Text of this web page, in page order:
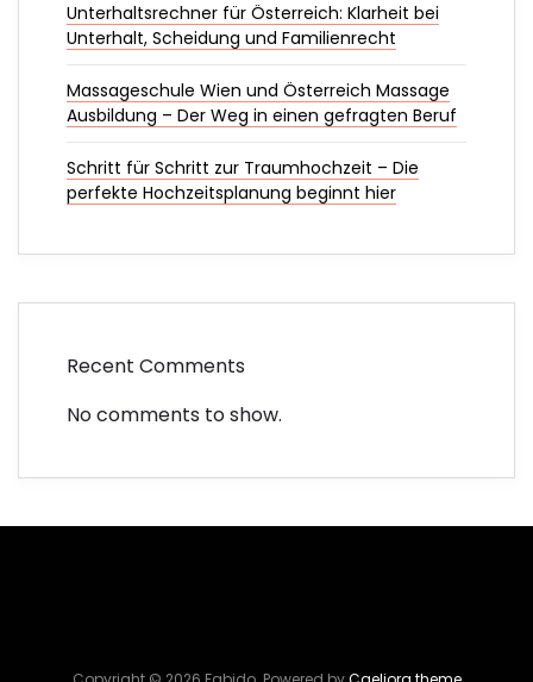
Unterhaltsrechner für Österreich: Klarheit bei
Unterhalt, Scheidung und Familienrecht
Massageschule Wien und Österreich Massage
Ausbildung – Der Weg in einen gefragten Beruf
Schritt für Schritt zur Traumhochzeit – Die
perfekte Hochzeitsplanung beginnt hier
Recent Comments
No comments to show.